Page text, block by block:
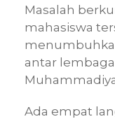
Masalah
mahasiswa
antar
Ada empat